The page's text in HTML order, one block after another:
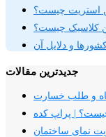
استریت چیست؟
کلاسیک چیست؟
و دلایل آن
جدیدترین مقالات
و طلب خسارت
نمای ساختمان